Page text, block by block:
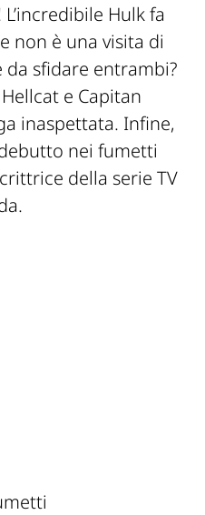
Hulk fa
non è una visita di
da sfidare entrambi?
e Capitan
inaspettata. Infine,
nei fumetti
della serie TV